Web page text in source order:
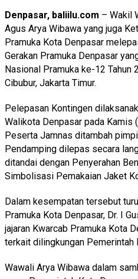
Denpasar, baliilu.com – Wakil
Agus Arya Wibawa yang juga
Pramuka Kota Denpasar
Gerakan Pramuka Denpasar
Nasional Pramuka ke-12 Tahun
Cibubur, Jakarta Timur.
Pelepasan Kontingen
Walikota Denpasar pada Kamis
Peserta Jamnas ditambah
Pendamping dilepas secara
ditandai dengan Penyerahan
Simbolisasi Pemakaian Jaket
Dalam kesempatan tersebut
Pramuka Kota Denpasar, Dr. I
jajaran Kwarcab Pramuka Kota
terkait dilingkungan Pemerintah
Wawali Arya Wibawa dalam